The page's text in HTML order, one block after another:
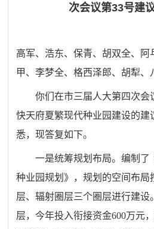
次会议第33号建
高军、浩东、保青、胡双全、阿
甲、李梦全、格西泽郎、胡犁、
你们在市三届人大第四次会
快天府夏繁现代种业园建设的建
悉，现答复如下。
一是统筹规划布局。编制了
种业园规划》，规划的空间布局
层、辐射圈层三个圈层进行建设
层，今年投入衔接资金600万元